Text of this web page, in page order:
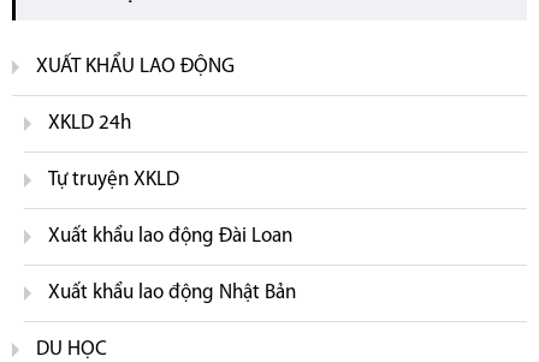
XUẤT KHẨU LAO ĐỘNG
XKLD 24h
Tự truyện XKLD
Xuất khẩu lao động Đài Loan
Xuất khẩu lao động Nhật Bản
DU HỌC